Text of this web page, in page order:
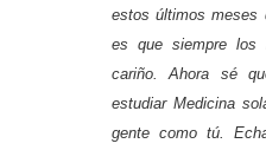
estos últimos
es que siempre los
cariño. Ahora sé
estudiar Medicina
gente como tú.